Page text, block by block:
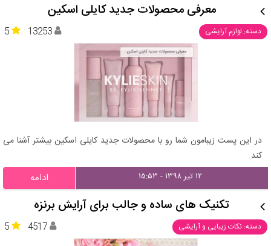
معرفی محصولات جدید کایلی اسکین
دسته: لوازم آرایشی 5 13253
در این پست زیبامون شما رو با محصولات جدید کایلی اسکین بیشتر آشنا می
کند.
۱۲ تیر ۱۳۹۸ - ۱۵:۵۳ ادامه
تکنیک های ساده و جالب برای آرایش برنزه
دسته: نکات زیبایی و آرایشی 5 4517